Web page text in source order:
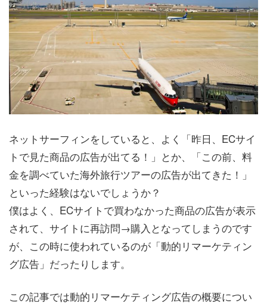
ネットサーフィンをしていると、よく「昨日、ECサイ
トで見た商品の広告が出てる！」とか、「この前、料
金を調べていた海外旅行ツアーの広告が出てきた！」
といった経験はないでしょうか？
僕はよく、ECサイトで買わなかった商品の広告が表示
されて、サイトに再訪問→購入となってしまうのです
が、この時に使われているのが「動的リマーケティン
グ広告」だったりします。
この記事では動的リマーケティング広告の概要につい